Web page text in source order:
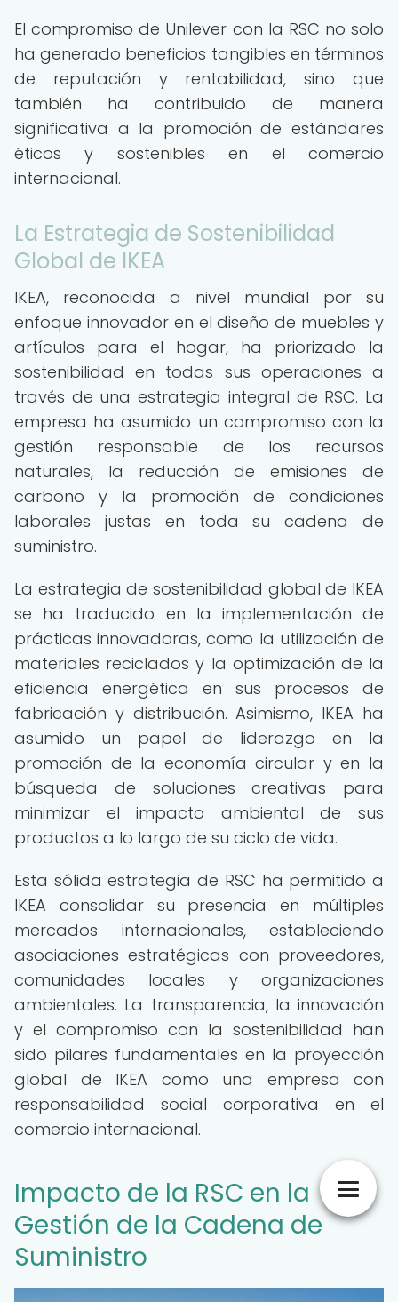
El compromiso de Unilever con la RSC no solo
ha generado beneficios tangibles en términos
de reputación y rentabilidad, sino que
también ha contribuido de manera
significativa a la promoción de estándares
éticos y sostenibles en el comercio
internacional.
La Estrategia de Sostenibilidad
Global de IKEA
IKEA, reconocida a nivel mundial por su
enfoque innovador en el diseño de muebles y
artículos para el hogar, ha priorizado la
sostenibilidad en todas sus operaciones a
través de una estrategia integral de RSC. La
empresa ha asumido un compromiso con la
gestión responsable de los recursos
naturales, la reducción de emisiones de
carbono y la promoción de condiciones
laborales justas en toda su cadena de
suministro.
La estrategia de sostenibilidad global de IKEA
se ha traducido en la implementación de
prácticas innovadoras, como la utilización de
materiales reciclados y la optimización de la
eficiencia energética en sus procesos de
fabricación y distribución. Asimismo, IKEA ha
asumido un papel de liderazgo en la
promoción de la economía circular y en la
búsqueda de soluciones creativas para
minimizar el impacto ambiental de sus
productos a lo largo de su ciclo de vida.
Esta sólida estrategia de RSC ha permitido a
IKEA consolidar su presencia en múltiples
mercados internacionales, estableciendo
asociaciones estratégicas con proveedores,
comunidades locales y organizaciones
ambientales. La transparencia, la innovación
y el compromiso con la sostenibilidad han
sido pilares fundamentales en la proyección
global de IKEA como una empresa con
responsabilidad social corporativa en el
comercio internacional.
Impacto de la RSC en la
Gestión de la Cadena de
Suministro